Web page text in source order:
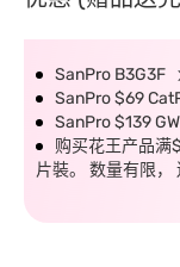
SanPro B3G3F
SanPro $69
SanPro $139
购买花王产品满
片裝。 数量有限，